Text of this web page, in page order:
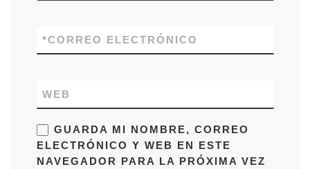
CORREO ELECTRÓNICO
*
WEB
GUARDA MI NOMBRE, CORREO
ELECTRÓNICO Y WEB EN ESTE
NAVEGADOR PARA LA PRÓXIMA VEZ